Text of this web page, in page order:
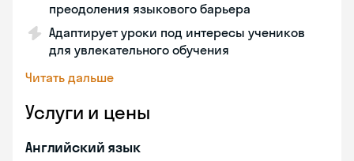
преодоления языкового барьера
Адаптирует уроки под интересы учеников
для увлекательного обучения
Читать дальше
Услуги и цены
Английский язык